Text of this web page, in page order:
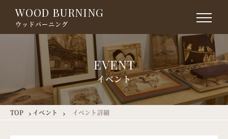
WOOD BURNING
ウッドバーニング
EVENT
イベント
TOP イベント イベント詳細